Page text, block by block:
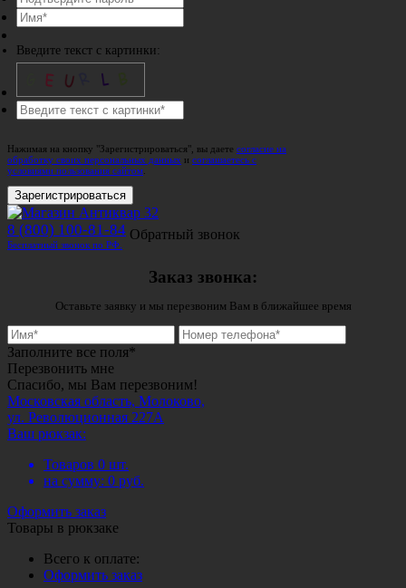
Введите текст с картинки:
Нажимая на кнопку "Зарегистрироваться", вы даете согласие на
обработку своих персональных данных и соглашаетесь с
условиями пользования сайтом
Зарегистрироваться
8 (800) 100-81-84
Бесплатный звонок по РФ.
Обратный звонок
Заказ звонка:
Оставьте заявку и мы перезвоним Вам в ближайшее время
Заполните все поля*
Перезвонить мне
Спасибо, мы Вам перезвоним!
Московская область, Молоково,
ул. Революционная 227А
Ваш рюкзак:
Товаров 0 шт.
на сумму: 0 руб.
Оформить заказ
Товары в рюкзаке
Всего к оплате:
Оформить заказ